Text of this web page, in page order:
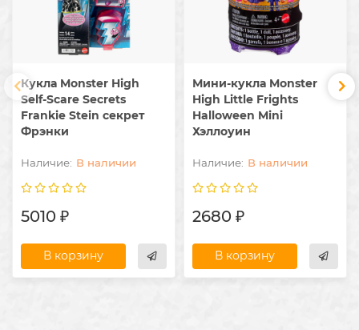
Кукла Monster High
Self-Scare Secrets
Frankie Stein секрет
Фрэнки
В наличии
5010 ₽
В корзину
Мини-кукла Monster
High Little Frights
Halloween Mini
Хэллоуин
В наличии
2680 ₽
В корзину